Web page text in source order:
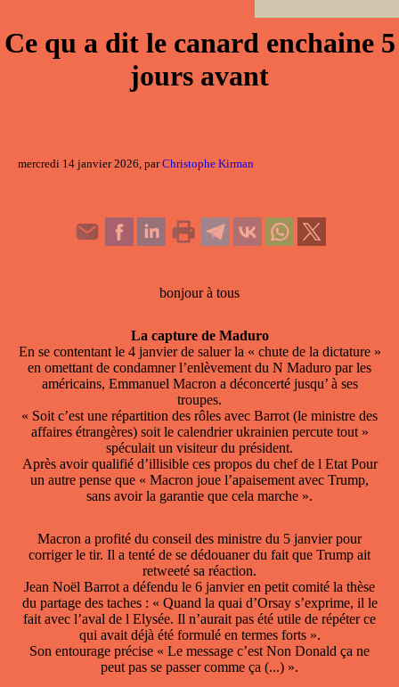
Ce qu a dit le canard enchaine 5
jours avant
mercredi 14 janvier 2026, parChristophe Kirman
bonjour à tous
La capture de Maduro
En se contentant le 4 janvier de saluer la « chute de la dictature »
en omettant de condamner l’enlèvement du N Maduro par les
américains, Emmanuel Macron a déconcerté jusqu’ à ses
troupes.
« Soit c’est une répartition des rôles avec Barrot (le ministre des
affaires étrangères) soit le calendrier ukrainien percute tout »
spéculait un visiteur du président.
Après avoir qualifié d’illisible ces propos du chef de l Etat Pour
un autre pense que « Macron joue l’apaisement avec Trump,
sans avoir la garantie que cela marche ».
Macron a profité du conseil des ministre du 5 janvier pour
corriger le tir. Il a tenté de se dédouaner du fait que Trump ait
retweeté sa réaction.
Jean Noël Barrot a défendu le 6 janvier en petit comité la thèse
du partage des taches : « Quand la quai d’Orsay s’exprime, il le
fait avec l’aval de l Elysée. Il n’aurait pas été utile de répéter ce
qui avait déjà été formulé en termes forts ».
Son entourage précise « Le message c’est Non Donald ça ne
peut pas se passer comme ça (...) ».